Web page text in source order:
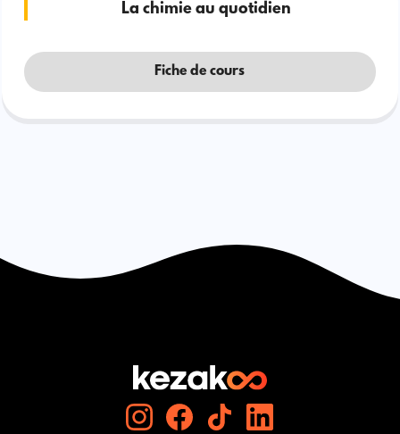
La chimie au quotidien
Fiche de cours